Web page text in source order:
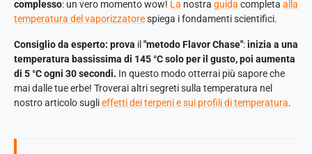
complesso: un vero momento wow! La nostra guida completa alla
temperatura del vaporizzatorespiega i fondamenti scientifici.
Consiglio da esperto: prova il "metodo Flavor Chase":inizia a una
temperatura bassissima di 145 °C solo per il gusto, poi aumenta
di 5 °C ogni 30 secondi. In questo modo otterrai più sapore che
mai dalle tue erbe! Troverai altri segreti sulla temperatura nel
nostro articolo suglieffetti dei terpeni e sui profili di temperatura.